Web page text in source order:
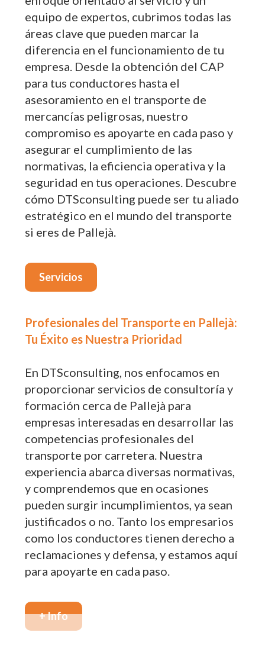
equipo de expertos, cubrimos todas las
áreas clave que pueden marcar la
diferencia en el funcionamiento de tu
empresa. Desde la obtención del CAP
para tus conductores hasta el
asesoramiento en el transporte de
mercancías peligrosas, nuestro
compromiso es apoyarte en cada paso y
asegurar el cumplimiento de las
normativas, la eficiencia operativa y la
seguridad en tus operaciones. Descubre
cómo DTSconsulting puede ser tu aliado
estratégico en el mundo del transporte
si eres de Pallejà.
Servicios
Profesionales del Transporte en Pallejà:
Tu Éxito es Nuestra Prioridad
En DTSconsulting, nos enfocamos en
proporcionar servicios de consultoría y
formación cerca de Pallejà para
empresas interesadas en desarrollar las
competencias profesionales del
transporte por carretera. Nuestra
experiencia abarca diversas normativas,
y comprendemos que en ocasiones
pueden surgir incumplimientos, ya sean
justificados o no. Tanto los empresarios
como los conductores tienen derecho a
reclamaciones y defensa, y estamos aquí
para apoyarte en cada paso.
+ Info